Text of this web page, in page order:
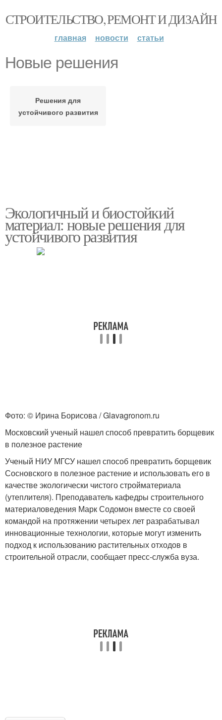
СТРОИТЕЛЬСТВО, РЕМОНТ И ДИЗАЙН
главная новости статьи
Новые решения
Решения для
устойчивого развития
Экологичный и биостойкий
материал: новые решения для
устойчивого развития
Фото: © Ирина Борисова / Glavagronom.ru
Московский ученый нашел способ превратить борщевик
в полезное растение
Ученый НИУ МГСУ нашел способ превратить борщевик
Сосновского в полезное растение и использовать его в
качестве экологически чистого стройматериала
(утеплителя). Преподаватель кафедры строительного
материаловедения Марк Содомон вместе со своей
командой на протяжении четырех лет разрабатывал
инновационные технологии, которые могут изменить
подход к использованию растительных отходов в
строительной отрасли, сообщает пресс-служба вуза.